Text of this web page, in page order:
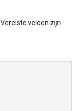
Vereiste velden zijn